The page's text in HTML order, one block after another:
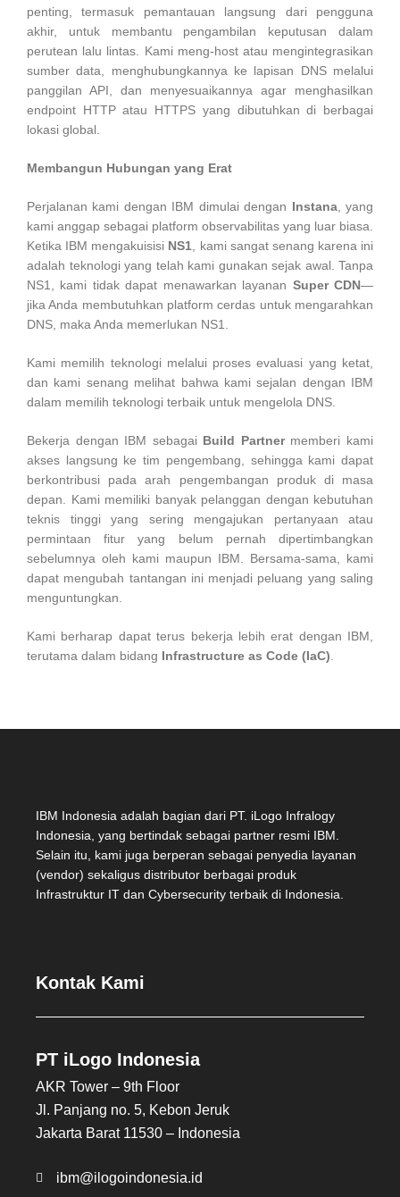
penting, termasuk pemantauan langsung dari pengguna
akhir, untuk membantu pengambilan keputusan dalam
perutean lalu lintas. Kami meng-host atau mengintegrasikan
sumber data, menghubungkannya ke lapisan DNS melalui
panggilan API, dan menyesuaikannya agar menghasilkan
endpoint HTTP atau HTTPS yang dibutuhkan di berbagai
lokasi global.
Membangun Hubungan yang Erat
Perjalanan kami dengan IBM dimulai dengan Instana, yang
kami anggap sebagai platform observabilitas yang luar biasa.
Ketika IBM mengakuisisi NS1 , kami sangat senang karena ini
adalah teknologi yang telah kami gunakan sejak awal. Tanpa
NS1, kami tidak dapat menawarkan layanan Super CDN—
jika Anda membutuhkan platform cerdas untuk mengarahkan
DNS, maka Anda memerlukan NS1.
Kami memilih teknologi melalui proses evaluasi yang ketat,
dan kami senang melihat bahwa kami sejalan dengan IBM
dalam memilih teknologi terbaik untuk mengelola DNS.
Bekerja dengan IBM sebagai Build Partnermemberi kami
akses langsung ke tim pengembang, sehingga kami dapat
berkontribusi pada arah pengembangan produk di masa
depan. Kami memiliki banyak pelanggan dengan kebutuhan
teknis tinggi yang sering mengajukan pertanyaan atau
permintaan fitur yang belum pernah dipertimbangkan
sebelumnya oleh kami maupun IBM. Bersama-sama, kami
dapat mengubah tantangan ini menjadi peluang yang saling
menguntungkan.
Kami berharap dapat terus bekerja lebih erat dengan IBM,
terutama dalam bidang Infrastructure as Code (IaC)
IBM Indonesia adalah bagian dari PT. iLogo Infralogy
Indonesia, yang bertindak sebagai partner resmi IBM.
Selain itu, kami juga berperan sebagai penyedia layanan
(vendor) sekaligus distributor berbagai produk
Infrastruktur IT dan Cybersecurity terbaik di Indonesia.
Kontak Kami
PT iLogo Indonesia
AKR Tower – 9th Floor
Jl. Panjang no. 5, Kebon Jeruk
Jakarta Barat 11530 – Indonesia
ibm@ilogoindonesia.id